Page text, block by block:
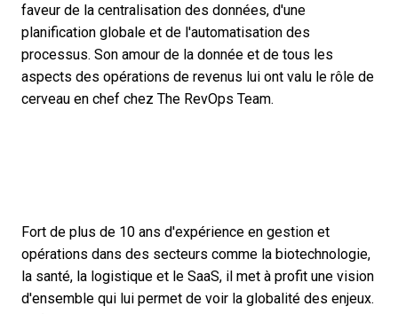
faveur de la centralisation des données, d'une
planification globale et de l'automatisation des
processus. Son amour de la donnée et de tous les
aspects des opérations de revenus lui ont valu le rôle de
cerveau en chef chez The RevOps Team.
Fort de plus de 10 ans d'expérience en gestion et
opérations dans des secteurs comme la biotechnologie,
la santé, la logistique et le SaaS, il met à profit une vision
d'ensemble qui lui permet de voir la globalité des enjeux.